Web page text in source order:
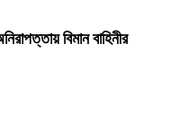
বিমান বাহিনীর